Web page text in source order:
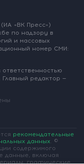
(ИА «ВК Пресс»)
по надзору в
и массовых
номер СМИ:
ответственностью
Главный редактор —
рекомендательные
данных. ©
содержимого
данные, включая
графические